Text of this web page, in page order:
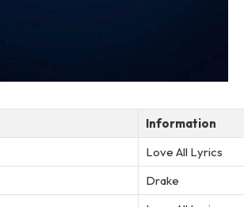
Information
Love All Lyrics
Drake